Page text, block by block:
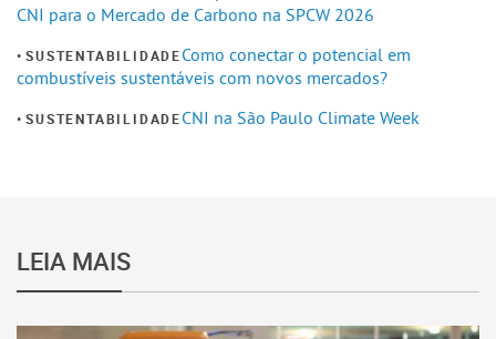
CNI para o Mercado de Carbono na SPCW 2026
SUSTENTABILIDADEComo conectar o potencial em
combustíveis sustentáveis com novos mercados?
SUSTENTABILIDADECNI na São Paulo Climate Week
LEIA MAIS